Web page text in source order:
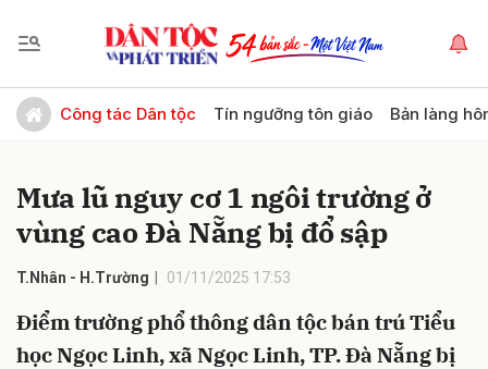
Công tác Dân tộc Tín ngưỡng tôn giáo Bản làng
Mưa lũ nguy cơ 1 ngôi trường ở
vùng cao Đà Nẵng bị đổ sập
T.Nhân - H.Trường 01/11/2025 17:53
Điểm trường phổ thông dân tộc bán trú Tiểu
học Ngọc Linh, xã Ngọc Linh, TP. Đà Nẵng bị
Gửi bình luận
Hủy Gửi